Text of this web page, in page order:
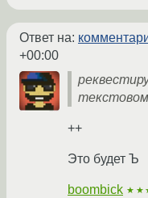
Ответ на:
+00:00
++
Это будет Ъ
boombick